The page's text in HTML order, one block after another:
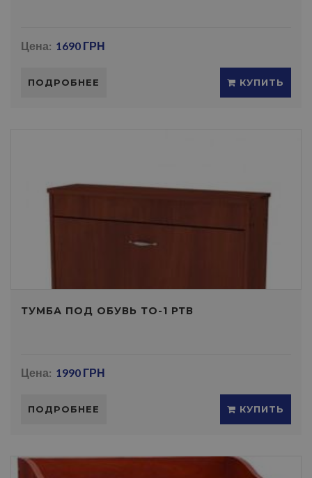
Цена: 1690 ГРН
ПОДРОБНЕЕ КУПИТЬ
ТУМБА ПОД ОБУВЬ ТО-1 РТВ
Цена: 1990 ГРН
ПОДРОБНЕЕ КУПИТЬ